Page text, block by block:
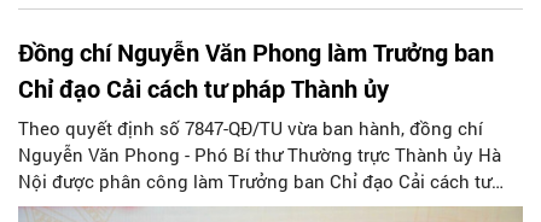
Đồng chí Nguyễn Văn Phong làm Trưởng ban
Chỉ đạo Cải cách tư pháp Thành ủy
Theo quyết định số 7847-QĐ/TU vừa ban hành, đồng chí
Nguyễn Văn Phong - Phó Bí thư Thường trực Thành ủy Hà
Nội được phân công làm Trưởng ban Chỉ đạo Cải cách tư
pháp Thành ủy.